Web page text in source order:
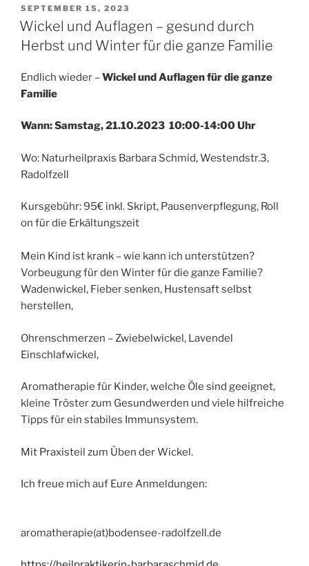
VERÖFFENTLICHT
AM
SEPTEMBER 15, 2023
Wickel und Auflagen – gesund durch
Herbst und Winter für die ganze Familie
Endlich wieder –Wickel und Auflagen für die ganze
Familie
Wann: Samstag, 21.10.2023 10:00-14:00 Uhr
Wo: Naturheilpraxis Barbara Schmid, Westendstr.3,
Radolfzell
Kursgebühr: 95€ inkl. Skript, Pausenverpflegung, Roll
on für die Erkältungszeit
Mein Kind ist krank – wie kann ich unterstützen?
Vorbeugung für den Winter für die ganze Familie?
Wadenwickel, Fieber senken, Hustensaft selbst
herstellen,
Ohrenschmerzen – Zwiebelwickel, Lavendel
Einschlafwickel,
Aromatherapie für Kinder, welche Öle sind geeignet,
kleine Tröster zum Gesundwerden und viele hilfreiche
Tipps für ein stabiles Immunsystem.
Mit Praxisteil zum Üben der Wickel.
Ich freue mich auf Eure Anmeldungen:
aromatherapie(at)bodensee-radolfzell.de